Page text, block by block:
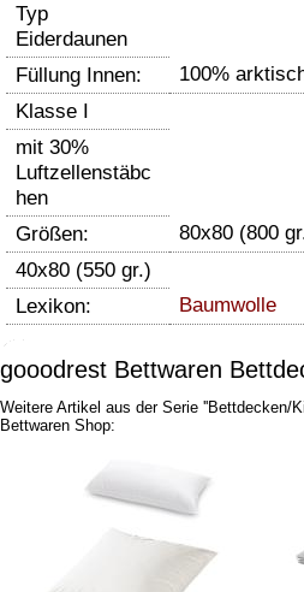
Typ
Eiderdaunen
Füllung Innen:
100%
Klasse I
mit 30%
Luftzellenstäbc
hen
Größen:
80x80 (800
40x80 (550 gr.)
Lexikon:
Baumwolle
gooodrest Bettwaren
Weitere Artikel aus der Serie ''Bettdecken/
Bettwaren Shop: